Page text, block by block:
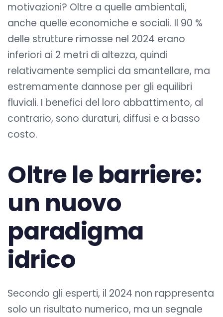
motivazioni? Oltre a quelle ambientali,
anche quelle economiche e sociali. Il 90 %
delle strutture rimosse nel 2024 erano
inferiori ai 2 metri di altezza, quindi
relativamente semplici da smantellare, ma
estremamente dannose per gli equilibri
fluviali. I benefici del loro abbattimento, al
contrario, sono duraturi, diffusi e a basso
costo.
Oltre le barriere:
un nuovo
paradigma
idrico
Secondo gli esperti, il 2024 non rappresenta
solo un risultato numerico, ma un segnale